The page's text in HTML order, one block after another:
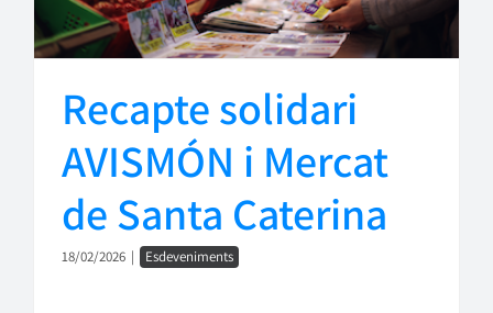
Recapte solidari
AVISMÓN i Mercat
de Santa Caterina
18/02/2026 | Esdeveniments